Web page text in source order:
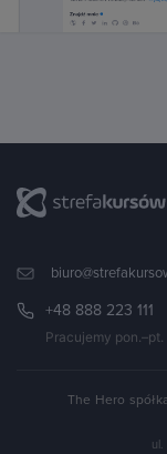
+48 888 223 111
Pracujemy
The Hero